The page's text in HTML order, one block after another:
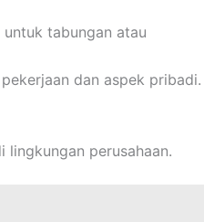
tabungan atau
dan aspek pribadi.
lingkungan perusahaan.